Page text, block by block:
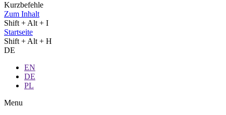
Kurzbefehle
Zum Inhalt
Shift + Alt + I
Startseite
Shift + Alt + H
DE
EN
DE
PL
Menu